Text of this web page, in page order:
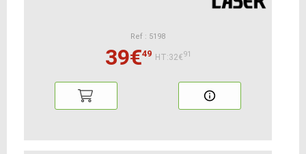
Ref : 5198
39€49 HT:32€91